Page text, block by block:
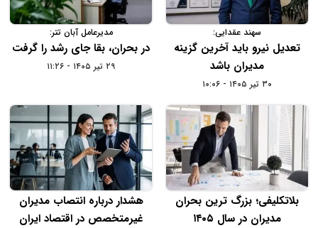
سهند عقدایی:
تعدیل نیرو باید آخرین گزینه
مدیران باشد
۳۰ تیر ۱۴۰۵ - ۱۰:۰۶
مدیرعامل آبان تتر:
در بحران، بقا جای رشد را گرفت
۲۹ تیر ۱۴۰۵ - ۱۱:۲۶
بلاتکلیفی؛ بزرگ ترین بحران
مدیران در سال ۱۴۰۵
هشدار درباره انتصاب مدیران
غیرمتخصص در اقتصاد ایران